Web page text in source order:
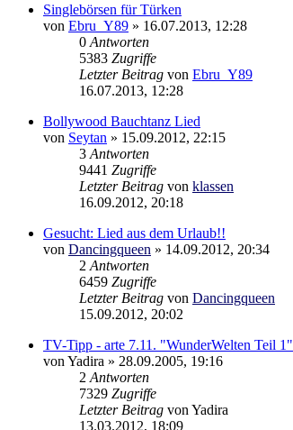
Singlebörsen für Türken
von Ebru_Y89 » 16.07.2013, 12:28
0 Antworten
5383 Zugriffe
Letzter Beitrag von Ebru_Y89
16.07.2013, 12:28
Bollywood Bauchtanz Lied
von Seytan » 15.09.2012, 22:15
3 Antworten
9441 Zugriffe
Letzter Beitrag von klassen
16.09.2012, 20:18
Gesucht: Lied aus dem Urlaub!!
von Dancingqueen » 14.09.2012, 20:34
2 Antworten
6459 Zugriffe
Letzter Beitrag von Dancingqueen
15.09.2012, 20:02
TV-Tipp - arte 7.11. "WunderWelten Teil 1"
von Yadira » 28.09.2005, 19:16
2 Antworten
7329 Zugriffe
Letzter Beitrag von Yadira
13.03.2012, 18:09